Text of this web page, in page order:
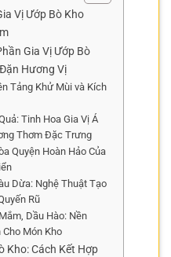
Vị Ướp Bò Kho
Gia Vị Ướp Bò
Hương Vị
Tảng Khử Mùi và Kích
Tinh Hoa Gia Vị Á
Thơm Đặc Trưng
Quyện Hoàn Hảo Của
Dừa: Nghệ Thuật Tạo
Rũ
Dầu Hào: Nền
Cho Món Kho
Kho: Cách Kết Hợp